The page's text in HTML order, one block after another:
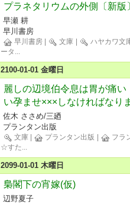
プラネタリウムの外側〔新版
早瀬 耕
早川書房
早川書房 文庫
ハヤカワ文
ータ ...
2100-01-01 金曜日
麗しの辺境伯令息は胃が痛
い孕ませ×××しなければなり
佐木 ささめ/三廼
プランタン出版
文庫 プランタン出版
フラ
☆すた...
2099-01-01 木曜日
梟閣下の宵嫁(仮)
辺野夏子